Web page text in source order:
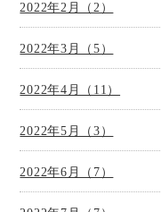
2022年2月（2）
2022年3月（5）
2022年4月（11）
2022年5月（3）
2022年6月（7）